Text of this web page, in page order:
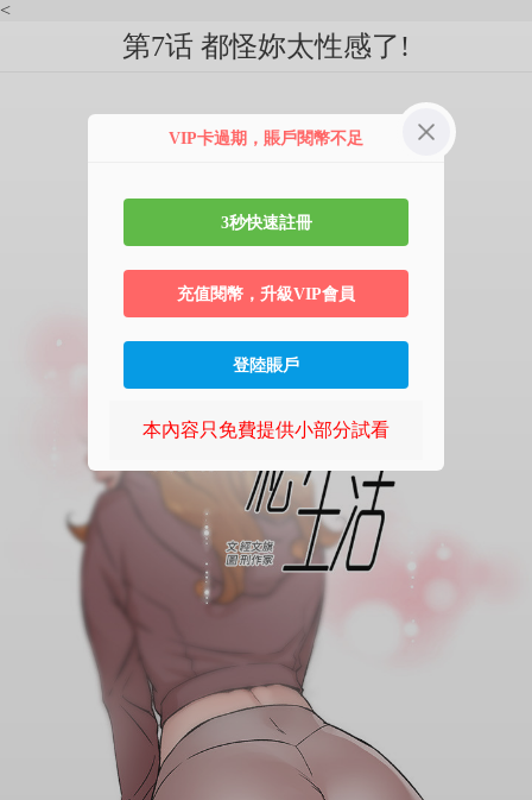
<
第7话 都怪妳太性感了!
VIP卡過期，賬戶閱幣不足
3秒快速註冊
充值閱幣，升級VIP會員
登陸賬戶
本內容只免費提供小部分試看